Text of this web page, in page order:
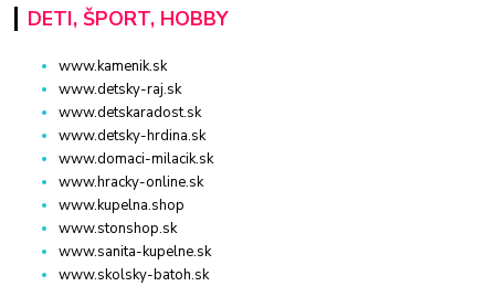
DETI, ŠPORT, HOBBY
www.kamenik.sk
www.detsky-raj.sk
www.detskaradost.sk
www.detsky-hrdina.sk
www.domaci-milacik.sk
www.hracky-online.sk
www.kupelna.shop
www.stonshop.sk
www.sanita-kupelne.sk
www.skolsky-batoh.sk